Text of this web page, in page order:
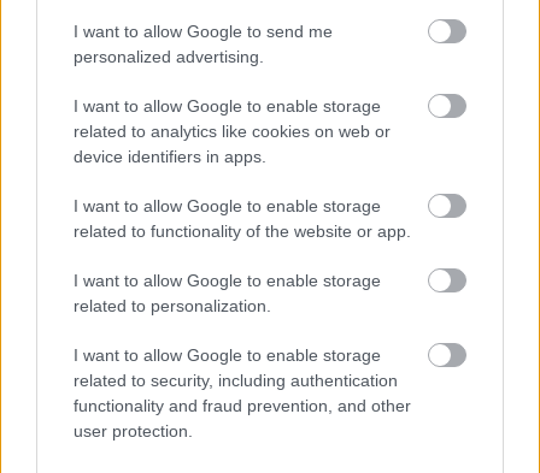
I want to allow Google to send me
personalized advertising.
I want to allow Google to enable storage
related to analytics like cookies on web or
device identifiers in apps.
I want to allow Google to enable storage
related to functionality of the website or app.
I want to allow Google to enable storage
related to personalization.
I want to allow Google to enable storage
related to security, including authentication
functionality and fraud prevention, and other
user protection.
könnyen lebukhatunk. Ha túl óvatosan játszunk,
lemaradunk. A Cthulhu: A sötétség birodalma pont ebből
szabad túl korán megmutatni.